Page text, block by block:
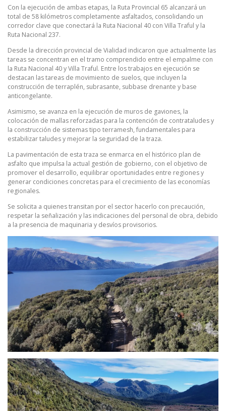
Con la ejecución de ambas etapas, la Ruta Provincial 65 alcanzará un
total de 58 kilómetros completamente asfaltados, consolidando un
corredor clave que conectará la Ruta Nacional 40 con Villa Traful y la
Ruta Nacional 237.
Desde la dirección provincial de Vialidad indicaron que actualmente las
tareas se concentran en el tramo comprendido entre el empalme con
la Ruta Nacional 40 y Villa Traful. Entre los trabajos en ejecución se
destacan las tareas de movimiento de suelos, que incluyen la
construcción de terraplén, subrasante, subbase drenante y base
anticongelante.
Asimismo, se avanza en la ejecución de muros de gaviones, la
colocación de mallas reforzadas para la contención de contrataludes y
la construcción de sistemas tipo terramesh, fundamentales para
estabilizar taludes y mejorar la seguridad de la traza.
La pavimentación de esta traza se enmarca en el histórico plan de
asfalto que impulsa la actual gestión de gobierno, con el objetivo de
promover el desarrollo, equilibrar oportunidades entre regiones y
generar condiciones concretas para el crecimiento de las economías
regionales.
Se solicita a quienes transitan por el sector hacerlo con precaución,
respetar la señalización y las indicaciones del personal de obra, debido
a la presencia de maquinaria y desvíos provisorios.